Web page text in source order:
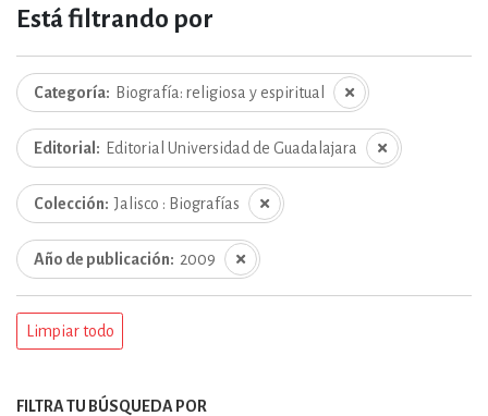
Está filtrando por
Categoría Biografía: religiosa y espiritual
Editorial Editorial Universidad de Guadalajara
Colección Jalisco : Biografías
Año de publicación 2009
Limpiar todo
FILTRA TU BÚSQUEDA POR